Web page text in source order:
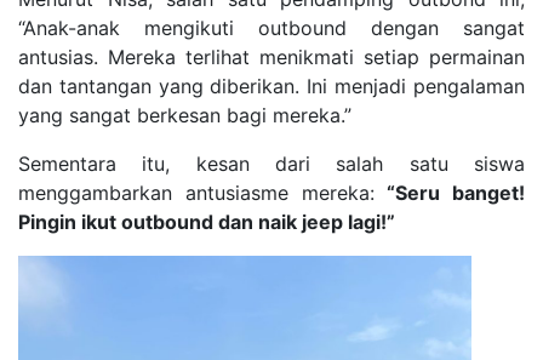
“Anak-anak mengikuti outbound dengan sangat
antusias. Mereka terlihat menikmati setiap permainan
dan tantangan yang diberikan. Ini menjadi pengalaman
yang sangat berkesan bagi mereka.”
Sementara itu, kesan dari salah satu siswa
menggambarkan antusiasme mereka:“Seru banget!
Pingin ikut outbound dan naik jeep lagi!”